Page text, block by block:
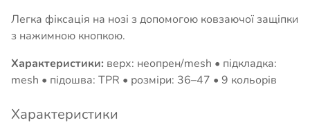
Легка фіксація на нозі з допомогою ковзаючої защіпки
з нажимною кнопкою.
Характеристики: верх: неопрен/mesh • підкладка:
mesh • підошва: TPR • розміри: 36–47 • 9 кольорів
Характеристики